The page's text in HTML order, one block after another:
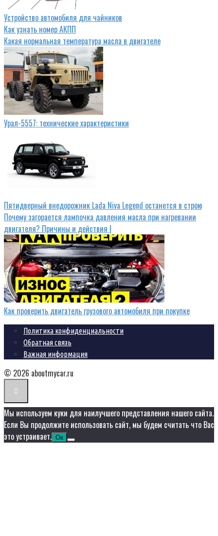
Устройство автомобиля для чайников
Как узнать номер АКПП
Какая нормальная температура масла в двигателе
Урал-5557: технические характеристики
Пятидверный внедорожник Lada Niva Legend останется в строю
Почему загорается лампочка давления масла при нагревании
двигателя? Причины и действия |
Как проверить двигатель грузового автомобиля при покупке
Политика конфиденциальности
Обратная связь
Важная информация
© 2026 aboutmycar.ru
Мы используем куки для наилучшего представления нашего сайта.
Если Вы продолжите использовать сайт, мы будем считать что Вас
это устраивает. Ок